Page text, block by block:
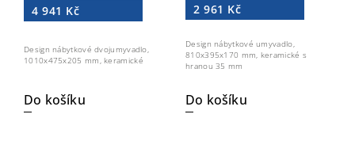
4 941 Kč
Do košíku
Design nábytkové dvojumyvadlo,
1010x475x205 mm, keramické
2 961 Kč
Do košíku
Design nábytkové umyvadlo,
810x395x170 mm, keramické s
hranou 35 mm